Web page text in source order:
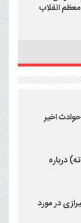
انقلاب
اخیر
درباره
در مورد